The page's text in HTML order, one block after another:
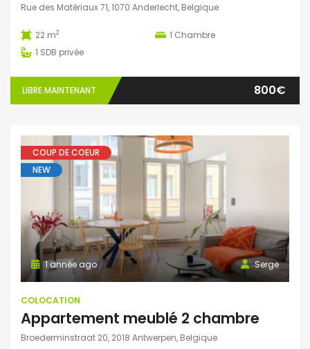
Rue des Matériaux 71, 1070 Anderlecht, Belgique
22 m2 1 Chambre
1 SDB privée
LIBRE MAINTENANT 800€
COUP DE COEUR
NEW
Serge
1 année ago
COLOCATION
Appartement meublé 2 chambre
Broederminstraat 20, 2018 Antwerpen, Belgique